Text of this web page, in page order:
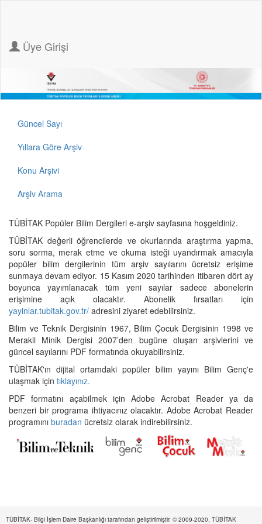
Üye Girişi
Güncel Sayı
Yıllara Göre Arşiv
Konu Arşivi
Arşiv Arama
TÜBİTAK Popüler Bilim Dergileri e-arşiv sayfasına hoşgeldiniz.
TÜBİTAK değerli öğrencilerde ve okurlarında araştırma yapma,
soru sorma, merak etme ve okuma isteği uyandırmak amacıyla
popüler bilim dergilerinin tüm arşiv sayılarını ücretsiz erişime
sunmaya devam ediyor. 15 Kasım 2020 tarihinden itibaren dört ay
boyunca yayımlanacak tüm yeni sayılar sadece abonelerin
erişimine açık olacaktır. Abonelik fırsatları için
yayinlar.tubitak.gov.tr/ adresini ziyaret edebilirsiniz.
Bilim ve Teknik Dergisinin 1967, Bilim Çocuk Dergisinin 1998 ve
Merakli Minik Dergisi 2007’den bugüne oluşan arşivlerini ve
güncel sayılarını PDF formatında okuyabilirsiniz.
TÜBİTAK'ın dijital ortamdaki popüler bilim yayını Bilim Genç'e
ulaşmak için tıklayınız.
PDF formatını açabilmek için Adobe Acrobat Reader ya da
benzeri bir programa ihtiyacınız olacaktır. Adobe Acrobat Reader
programını buradan ücretsiz olarak indirebilirsiniz.
TÜBİTAK- Bilgi İşlem Daire Başkanlığı tarafından geliştirilmiştir. © 2009-2020, TÜBİTAK